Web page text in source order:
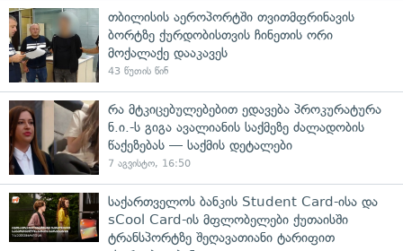
თბილისის აეროპორტში თვითმფრინავის
ბორტზე ქურდობისთვის ჩინეთის ორი
მოქალაქე დააკავეს
43 წუთის წინ
რა მტკიცებულებებით ედავება პროკურატურა
ნ.ი.-ს გიგა ავალიანის საქმეზე ძალადობის
წაქეზებას — საქმის დეტალები
7 აგვისტო, 16:50
საქართველოს ბანკის Student Card-ისა და
sCool Card-ის მფლობელები ქუთაისში
ტრანსპორტზე შეღავათიანი ტარიფით